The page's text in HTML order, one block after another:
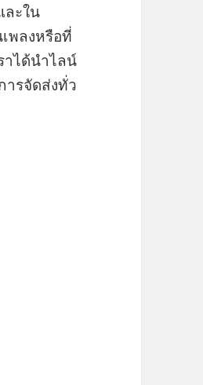
ะใน
พลงหรือที่
าได้นำไลน์
ารจัดส่งทั่ว